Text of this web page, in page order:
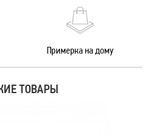
Примерка на дому
ТОВАРЫ